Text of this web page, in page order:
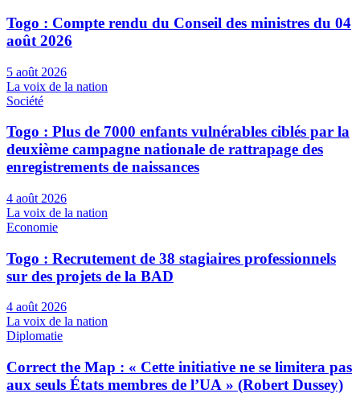
Togo : Compte rendu du Conseil des ministres du 04
août 2026
5 août 2026
La voix de la nation
Société
Togo : Plus de 7000 enfants vulnérables ciblés par la
deuxième campagne nationale de rattrapage des
enregistrements de naissances
4 août 2026
La voix de la nation
Economie
Togo : Recrutement de 38 stagiaires professionnels
sur des projets de la BAD
4 août 2026
La voix de la nation
Diplomatie
Correct the Map : « Cette initiative ne se limitera pas
aux seuls États membres de l’UA » (Robert Dussey)